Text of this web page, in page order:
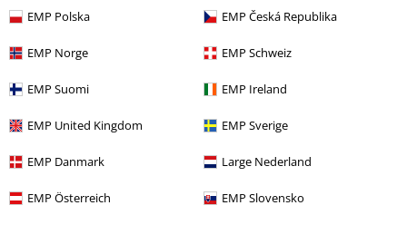
EMP Polska EMP Česká Republika
EMP Norge EMP Schweiz
EMP Suomi EMP Ireland
EMP United Kingdom EMP Sverige
EMP Danmark Large Nederland
EMP Österreich EMP Slovensko
PVPR Desde34,99 €
Living Legend
Rock Rebel by
EMP
Vestido Corto
PVPR34,99 €
Valeria - Mini Vestido
EMP
Vestido Corto